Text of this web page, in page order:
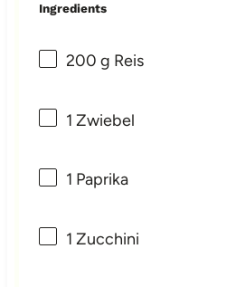
Ingredients
200 g Reis
1 Zwiebel
1 Paprika
1 Zucchini